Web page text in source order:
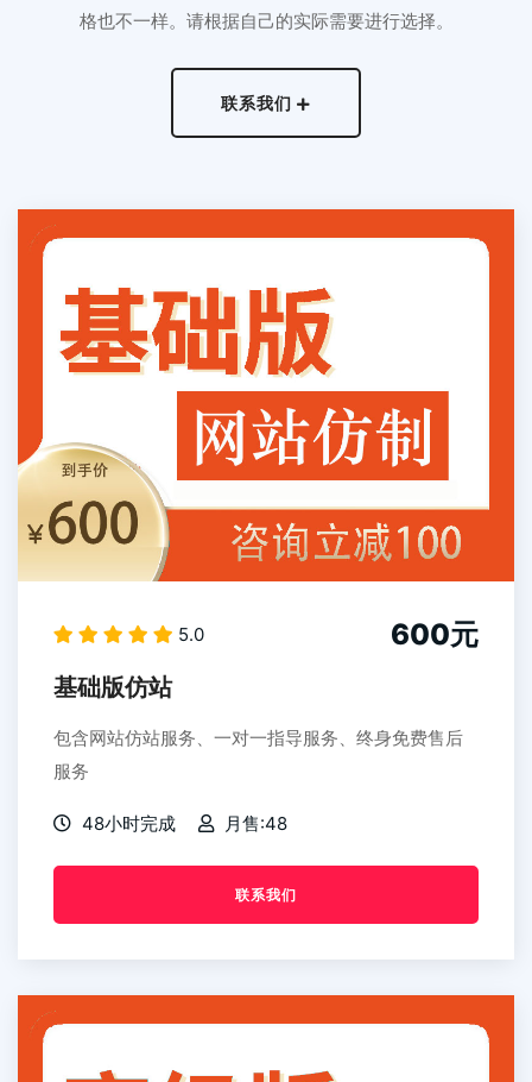
格也不一样。请根据自己的实际需要进行选择。
联系我们
5.0 600元
基础版仿站
包含网站仿站服务、一对一指导服务、终身免费售后
服务
48小时完成 月售:48
联系我们